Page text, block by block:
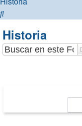
Buscar
Historia